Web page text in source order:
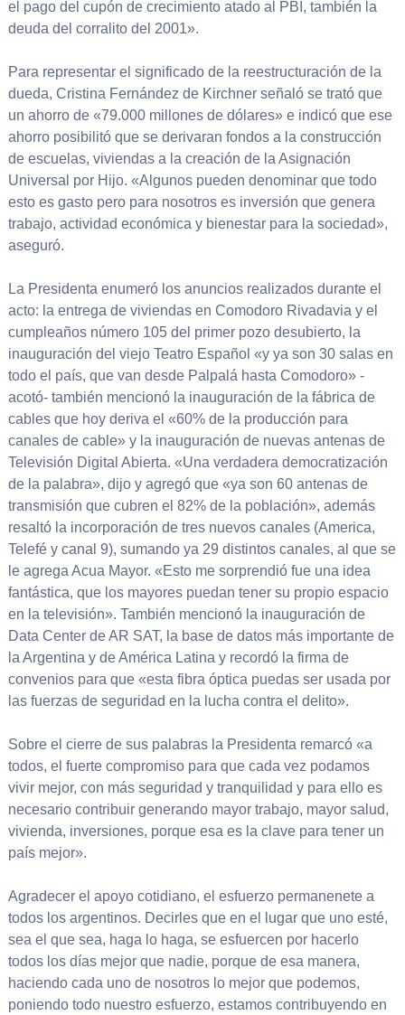
el pago del cupón de crecimiento atado al PBI, también la
deuda del corralito del 2001».
Para representar el significado de la reestructuración de la
dueda, Cristina Fernández de Kirchner señaló se trató que
un ahorro de «79.000 millones de dólares» e indicó que ese
ahorro posibilitó que se derivaran fondos a la construcción
de escuelas, viviendas a la creación de la Asignación
Universal por Hijo. «Algunos pueden denominar que todo
esto es gasto pero para nosotros es inversión que genera
trabajo, actividad económica y bienestar para la sociedad»,
aseguró.
La Presidenta enumeró los anuncios realizados durante el
acto: la entrega de viviendas en Comodoro Rivadavia y el
cumpleaños número 105 del primer pozo desubierto, la
inauguración del viejo Teatro Español «y ya son 30 salas en
todo el país, que van desde Palpalá hasta Comodoro» -
acotó- también mencionó la inauguración de la fábrica de
cables que hoy deriva el «60% de la producción para
canales de cable» y la inauguración de nuevas antenas de
Televisión Digital Abierta. «Una verdadera democratización
de la palabra», dijo y agregó que «ya son 60 antenas de
transmisión que cubren el 82% de la población», además
resaltó la incorporación de tres nuevos canales (America,
Telefé y canal 9), sumando ya 29 distintos canales, al que se
le agrega Acua Mayor. «Esto me sorprendió fue una idea
fantástica, que los mayores puedan tener su propio espacio
en la televisión». También mencionó la inauguración de
Data Center de AR SAT, la base de datos más importante de
la Argentina y de América Latina y recordó la firma de
convenios para que «esta fibra óptica puedas ser usada por
las fuerzas de seguridad en la lucha contra el delito».
Sobre el cierre de sus palabras la Presidenta remarcó «a
todos, el fuerte compromiso para que cada vez podamos
vivir mejor, con más seguridad y tranquilidad y para ello es
necesario contribuir generando mayor trabajo, mayor salud,
vivienda, inversiones, porque esa es la clave para tener un
país mejor».
Agradecer el apoyo cotidiano, el esfuerzo permanenete a
todos los argentinos. Decirles que en el lugar que uno esté,
sea el que sea, haga lo haga, se esfuercen por hacerlo
todos los días mejor que nadie, porque de esa manera,
haciendo cada uno de nosotros lo mejor que podemos,
poniendo todo nuestro esfuerzo, estamos contribuyendo en